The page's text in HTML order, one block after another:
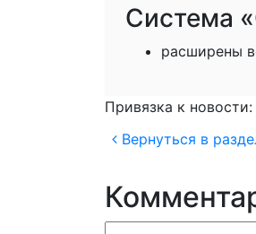
Система
расширены
Привязка к новости:
Вернуться в